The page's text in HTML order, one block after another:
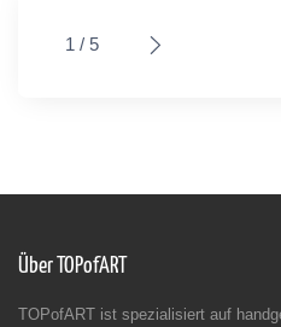
1 / 5
Über TOPofART
TOPofART ist spezialisiert auf